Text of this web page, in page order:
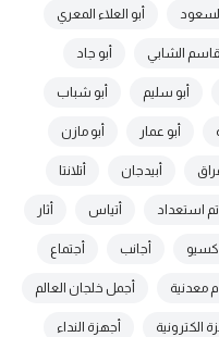
السعود أبو العلاء المعري
الشابي أبو جاد
أبو سليم أبو شباب
أبو عمار أبو مازن
أبيدجان أتلانتا
أتم استعداد أتياس أثار
أجانب أجتماع
معدنية أجمل خلجان العالم
الكترونية أجهزة النداء